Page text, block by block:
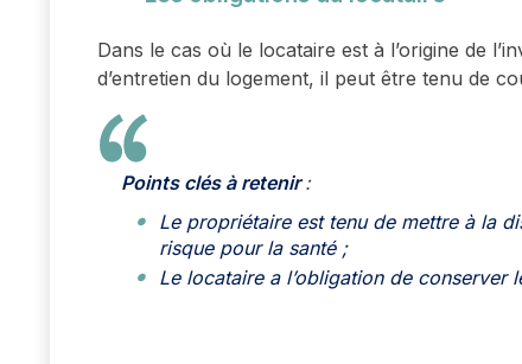
Dans le cas où le locataire est à l’origine de
d’entretien du logement, il peut être tenu de
Points clés à retenir:
Le propriétaire est tenu de mettre à la
risque pour la santé ;
Le locataire a l’obligation de conserver